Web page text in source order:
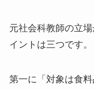
元社会科教師の立
イントは三つです。
第一に「対象は食料